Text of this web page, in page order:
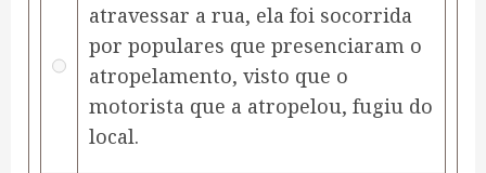
atravessar a rua, ela foi socorrida
por populares que presenciaram o
atropelamento, visto que o
motorista que a atropelou, fugiu do
local.